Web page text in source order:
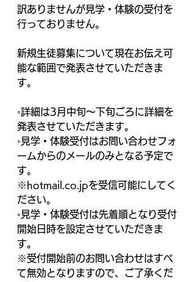
訳ありませんが見学・体験の受付を
行っておりません。
新規生徒募集について現在お伝え可
能な範囲で発表させていただきま
す。
◦詳細は3月中旬～下旬ごろに詳細を
発表させていただきます。
◦見学・体験受付はお問い合わせフォ
ームからのメールのみとなる予定で
す。
※hotmail.co.jpを受信可能にしてく
ださい。
◦見学・体験受付は先着順となり受付
開始日時を設定させていただきま
す。
※受付開始前のお問い合わせはすべ
て無効となりますので、ご了承くだ